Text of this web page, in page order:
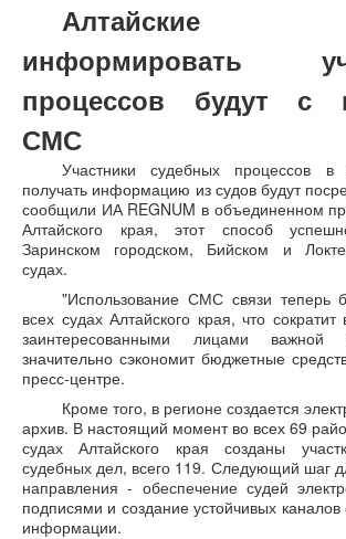
Алтайские
информировать
процессов будут с
СМС
Участники судебных процессов в
получать информацию из судов будут
сообщили ИА REGNUM в объединенном
Алтайского края, этот способ
Заринском городском, Бийском и
судах.
"Использование СМС связи теперь
всех судах Алтайского края, что
заинтересованными лицами
значительно сэкономит бюджетные
пресс-центре.
Кроме того, в регионе создается
архив. В настоящий момент во всех 69
судах Алтайского края созданы
судебных дел, всего 119. Следующий шаг
направления - обеспечение судей
подписями и создание устойчивых
информации.